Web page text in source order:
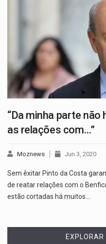
“Da minha parte
as relações com…”
Moznews Jun 3, 2020
Sem êxitar Pinto da Costa
de reatar relações com o
estão cortadas há muitos…